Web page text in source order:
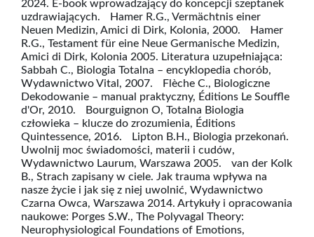
2024. E-book wprowadzający do koncepcji szeptanek
uzdrawiających. Hamer R.G., Vermächtnis einer
Neuen Medizin, Amici di Dirk, Kolonia, 2000. Hamer
R.G., Testament für eine Neue Germanische Medizin,
Amici di Dirk, Kolonia 2005. Literatura uzupełniająca:
Sabbah C., Biologia Totalna – encyklopedia chorób,
Wydawnictwo Vital, 2007. Flèche C., Biologiczne
Dekodowanie – manual praktyczny, Éditions Le Souffle
d'Or, 2010. Bourguignon O, Totalna Biologia
człowieka – klucze do zrozumienia, Éditions
Quintessence, 2016. Lipton B.H., Biologia przekonań.
Uwolnij moc świadomości, materii i cudów,
Wydawnictwo Laurum, Warszawa 2005. van der Kolk
B., Strach zapisany w ciele. Jak trauma wpływa na
nasze życie i jak się z niej uwolnić, Wydawnictwo
Czarna Owca, Warszawa 2014. Artykuły i opracowania
naukowe: Porges S.W., The Polyvagal Theory:
Neurophysiological Foundations of Emotions,